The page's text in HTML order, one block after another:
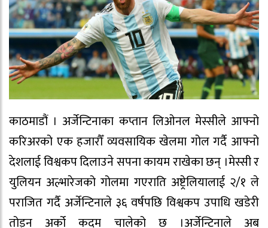
काठमाडौं । अर्जेन्टिनाका कप्तान लिओनल मेस्सीले आफ्नो
करिअरको एक हजारौँ व्यवसायिक खेलमा गोल गर्दै आफ्नो
देशलाई विश्वकप दिलाउने सपना कायम राखेका छन् ।मेस्सी र
युलियन अल्भारेजको गोलमा गएराति अष्ट्रेलियालाई २/१ ले
पराजित गर्दै अर्जेन्टिनाले ३६ वर्षपछि विश्वकप उपाधि खडेरी
तोड्न अर्को कदम चालेको छ ।अर्जेन्टिनाले अब